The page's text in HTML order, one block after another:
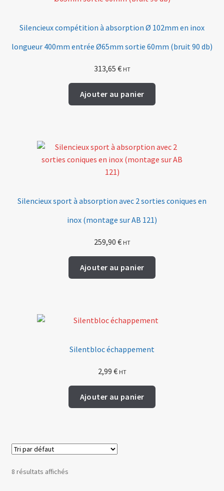
Silencieux compétition à absorption Ø 102mm en inox
longueur 400mm entrée Ø65mm sortie 60mm (bruit 90 db)
313,65 € HT
Ajouter au panier
Silencieux sport à absorption avec 2 sorties coniques en
inox (montage sur AB 121)
259,90 € HT
Ajouter au panier
Silentbloc échappement
2,99 € HT
Ajouter au panier
8 résultats affichés